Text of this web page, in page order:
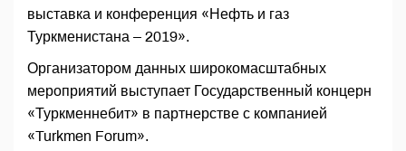
выставка и конференция «Нефть и газ
Туркменистана – 2019».
Организатором данных широкомасштабных
мероприятий выступает Государственный концерн
«Туркменнебит» в партнерстве с компанией
«Turkmen Forum».